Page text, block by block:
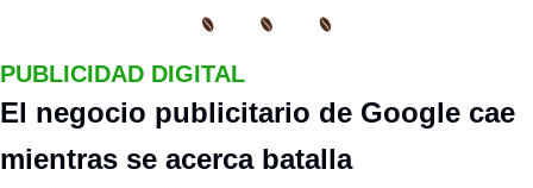
PUBLICIDAD DIGITAL
El negocio publicitario de Google cae
mientras se acerca batalla